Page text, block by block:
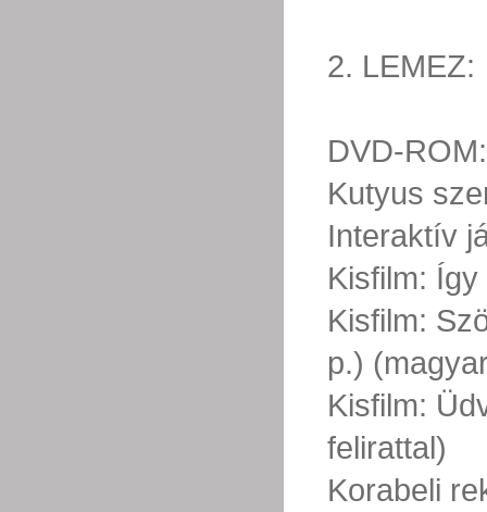
2. LEMEZ:
DVD-
Kutyus
Interaktív
Kisfilm:
Kisfilm:
p.)
Kisfilm:
felirattal)
Korabeli